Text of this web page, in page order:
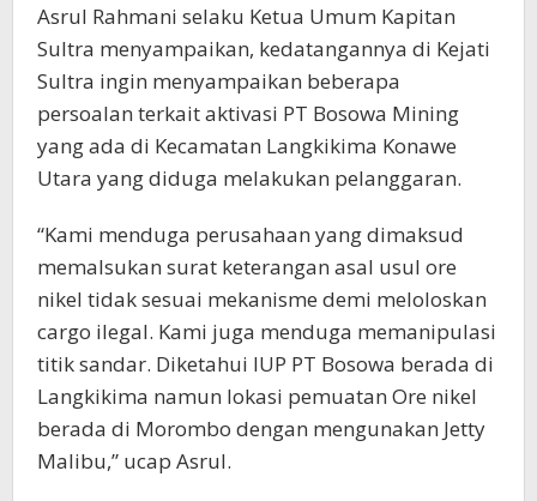
Asrul Rahmani selaku Ketua Umum Kapitan
Sultra menyampaikan, kedatangannya di Kejati
Sultra ingin menyampaikan beberapa
persoalan terkait aktivasi PT Bosowa Mining
yang ada di Kecamatan Langkikima Konawe
Utara yang diduga melakukan pelanggaran.
“Kami menduga perusahaan yang dimaksud
memalsukan surat keterangan asal usul ore
nikel tidak sesuai mekanisme demi meloloskan
cargo ilegal. Kami juga menduga memanipulasi
titik sandar. Diketahui IUP PT Bosowa berada di
Langkikima namun lokasi pemuatan Ore nikel
berada di Morombo dengan mengunakan Jetty
Malibu,” ucap Asrul.